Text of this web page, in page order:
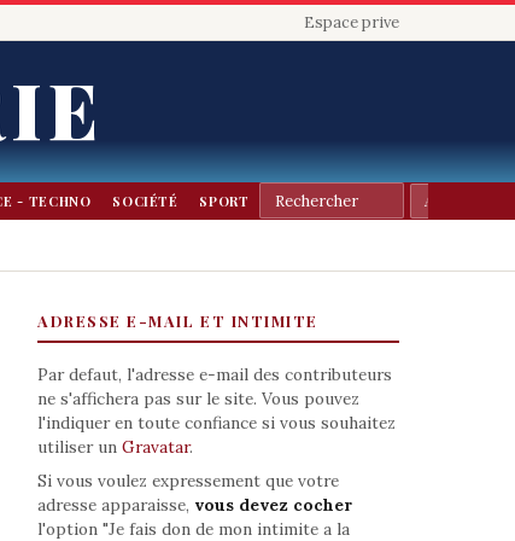
Espace prive
- TECHNO SOCIÉTÉ SPORT
ADRESSE E-MAIL ET INTIMITE
Par defaut, l'adresse e-mail des contributeurs
ne s'affichera pas sur le site. Vous pouvez
l'indiquer en toute confiance si vous souhaitez
utiliser un Gravatar.
Si vous voulez expressement que votre
adresse apparaisse, vous devez cocher
l'option "Je fais don de mon intimite a la